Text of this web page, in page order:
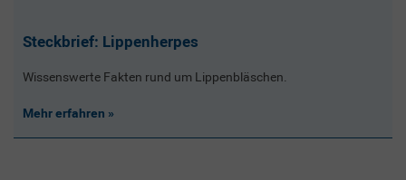
Steckbrief: Lippenherpes
Wissenswerte Fakten rund um Lippenbläschen.
Mehr erfahren